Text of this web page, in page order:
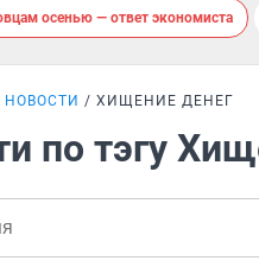
осенью — ответ экономиста
НОВОСТИ ХИЩЕНИЕ ДЕНЕГ
по тэгу